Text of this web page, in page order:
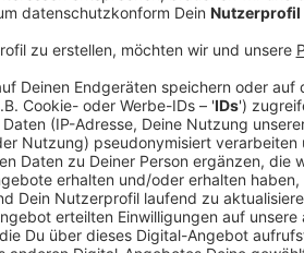
in Nordrhein-Westfalen
schützen, die sich von
Beispiel im Unterricht oder bei
Paul von den Grünen richtet sich das
oder Finanzämter. Kommunen